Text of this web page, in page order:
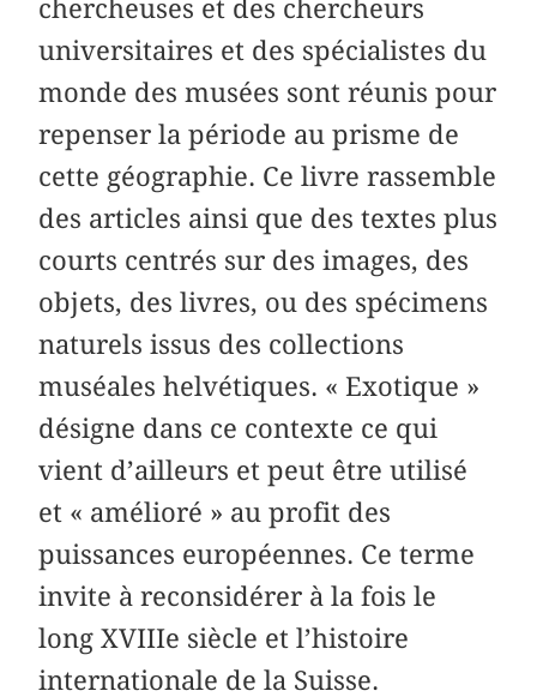
chercheuses et des chercheurs
universitaires et des spécialistes du
monde des musées sont réunis pour
repenser la période au prisme de
cette géographie. Ce livre rassemble
des articles ainsi que des textes plus
courts centrés sur des images, des
objets, des livres, ou des spécimens
naturels issus des collections
muséales helvétiques. « Exotique »
désigne dans ce contexte ce qui
vient d’ailleurs et peut être utilisé
et « amélioré » au profit des
puissances européennes. Ce terme
invite à reconsidérer à la fois le
long XVIIIe siècle et l’histoire
internationale de la Suisse.